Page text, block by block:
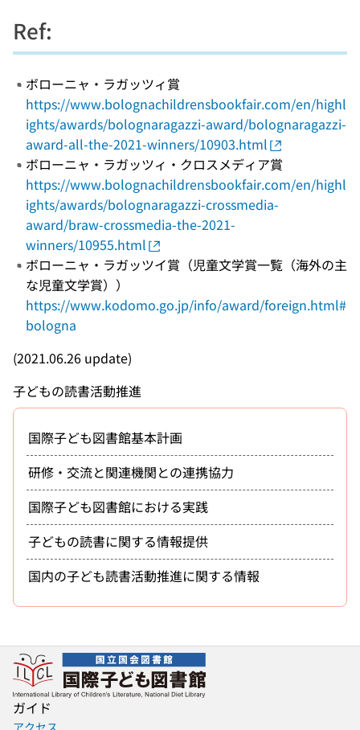
Ref:
ボローニャ・ラガッツィ賞
https://www.bolognachildrensbookfair.com/en/highl
ights/awards/bolognaragazzi-award/bolognaragazzi-
award-all-the-2021-winners/10903.html
ボローニャ・ラガッツィ・クロスメディア賞
https://www.bolognachildrensbookfair.com/en/highl
ights/awards/bolognaragazzi-crossmedia-
award/braw-crossmedia-the-2021-
winners/10955.html
ボローニャ・ラガッツイ賞（児童文学賞一覧（海外の主
な児童文学賞））
https://www.kodomo.go.jp/info/award/foreign.html#
bologna
(2021.06.26 update)
子どもの読書活動推進
国際子ども図書館基本計画
研修・交流と関連機関との連携協力
国際子ども図書館における実践
子どもの読書に関する情報提供
国内の子ども読書活動推進に関する情報
ガイド
アクセス